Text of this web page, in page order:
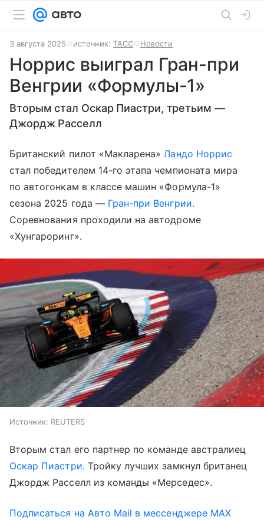
3 августа 2025 источник: ТАСС Новости
Норрис выиграл Гран-при
Венгрии «Формулы-1»
Вторым стал Оскар Пиастри, третьим —
Джордж Расселл
Британский пилот «Макларена»Ландо Норрис
стал победителем 14-го этапа чемпионата мира
по автогонкам в классе машин «Формула-1»
сезона 2025 года — Гран-при Венгрии.
Соревнования проходили на автодроме
«Хунгароринг».
Источник: REUTERS
Вторым стал его партнер по команде австралиец
Оскар Пиастри. Тройку лучших замкнул британец
Джордж Расселл из команды «Мерседес».
Подписаться на Авто Mail в мессенджере MAX